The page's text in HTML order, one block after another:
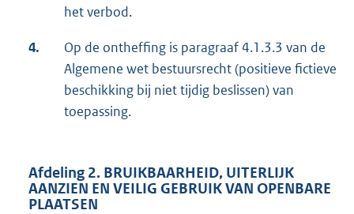
het verbod.
4.
Op de ontheffing is paragraaf 4.1.3.3 van de
Algemene wet bestuursrecht (positieve fictieve
beschikking bij niet tijdig beslissen) van
toepassing.
Afdeling 2. BRUIKBAARHEID, UITERLIJK
AANZIEN EN VEILIG GEBRUIK VAN OPENBARE
PLAATSEN